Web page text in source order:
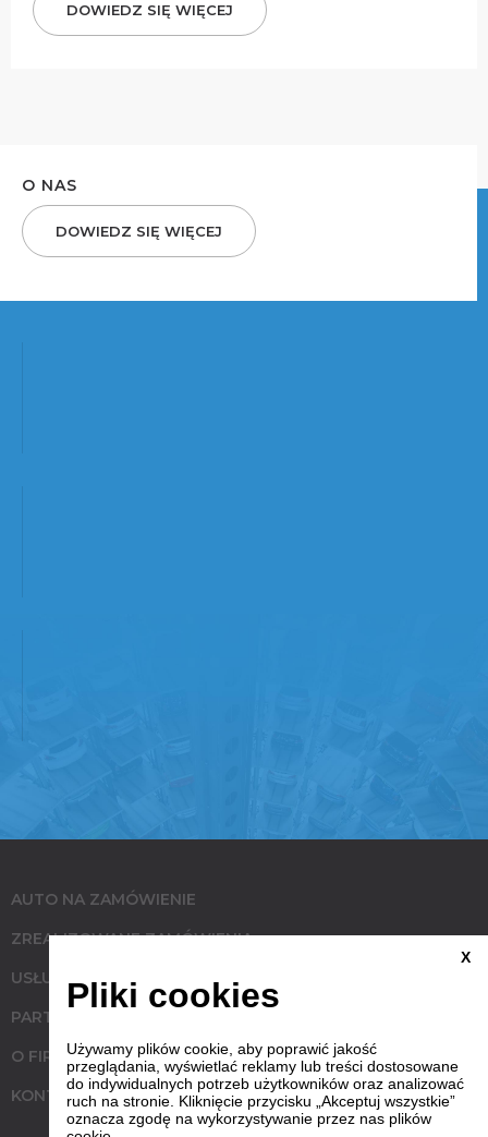
DOWIEDZ SIĘ WIĘCEJ
O NAS
DOWIEDZ SIĘ WIĘCEJ
AUTO NA ZAMÓWIENIE
ZREALIZOWANE ZAMÓWIENIA
USŁUGI
PARTNERZY
O FIRMIE
KONTAKT
X
Pliki cookies
Używamy plików cookie, aby poprawić jakość
przeglądania, wyświetlać reklamy lub treści dostosowane
do indywidualnych potrzeb użytkowników oraz analizować
ruch na stronie. Kliknięcie przycisku „Akceptuj wszystkie”
oznacza zgodę na wykorzystywanie przez nas plików